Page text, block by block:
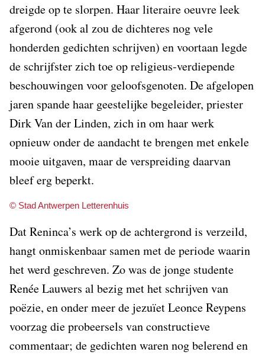
dreigde op te slorpen. Haar literaire oeuvre leek
afgerond (ook al zou de dichteres nog vele
honderden gedichten schrijven) en voortaan legde
de schrijfster zich toe op religieus-verdiepende
beschouwingen voor geloofsgenoten. De afgelopen
jaren spande haar geestelijke begeleider, priester
Dirk Van der Linden, zich in om haar werk
opnieuw onder de aandacht te brengen met enkele
mooie uitgaven, maar de verspreiding daarvan
bleef erg beperkt.
© Stad Antwerpen Letterenhuis
Dat Reninca’s werk op de achtergrond is verzeild,
hangt onmiskenbaar samen met de periode waarin
het werd geschreven. Zo was de jonge studente
Renée Lauwers al bezig met het schrijven van
poëzie, en onder meer de jezuïet Leonce Reypens
voorzag die probeersels van constructieve
commentaar; de gedichten waren nog belerend en